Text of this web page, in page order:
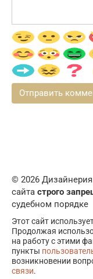
© 2026
сайта строго
судебном порядке
Этот сайт
Продолжая
на работу с этими
пункты
возникновении
связи.